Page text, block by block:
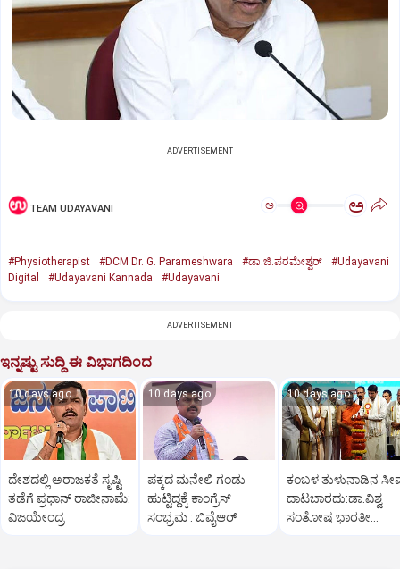
ADVERTISEMENT
TEAM UDAYAVANI ಅ ಅ
#Physiotherapist #DCM Dr. G. Parameshwara #ಡಾ.ಜಿ.ಪರಮೇಶ್ವರ್‌
#Udayavani
Digital
#Udayavani Kannada #Udayavani
ADVERTISEMENT
ಇನ್ನಷ್ಟು ಸುದ್ದಿ ಈ ವಿಭಾಗದಿಂದ
10 days ago
ದೇಶದಲ್ಲಿ ಅರಾಜಕತೆ ಸೃಷ್ಟಿ
ತಡೆಗೆ ಪ್ರಧಾನ್ ರಾಜೀನಾಮೆ:
ವಿಜಯೇಂದ್ರ
10 days ago
ಪಕ್ಕದ ಮನೇಲಿ ಗಂಡು
ಹುಟ್ಟಿದ್ದಕ್ಕೆ ಕಾಂಗ್ರೆಸ್‌
ಸಂಭ್ರಮ : ಬಿವೈಆರ್
10 days ago
ಕಂಬಳ ತುಳುನಾಡಿನ
ದಾಟಬಾರದು:ಡಾ.ವಿಶ್ವ
ಸಂತೋಷ ಭಾರತೀ